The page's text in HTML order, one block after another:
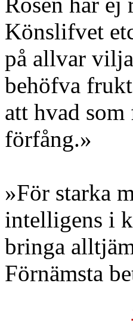
Könslifvet
på allvar
behöfva
att hvad
förfång.»
»För starka
intelligens i
bringa
Förnämsta